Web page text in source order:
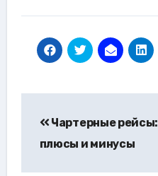
по
записям
Чартерные рейсы:
плюсы и минусы